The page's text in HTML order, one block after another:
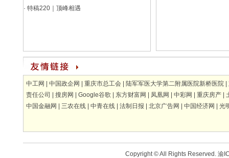
· 特稿220｜顶峰相遇
中工网 中国政企网 重庆市总工会 陆军军医大学第二附属医院新桥医院
责任公司
搜房网 Google谷歌 东方财富网 凤凰网 中彩网 重庆房产
中国金融网
三农在线 中青在线 法制日报 北京广告网 中国经济网 光
Copyright © All Rights Reserved.渝